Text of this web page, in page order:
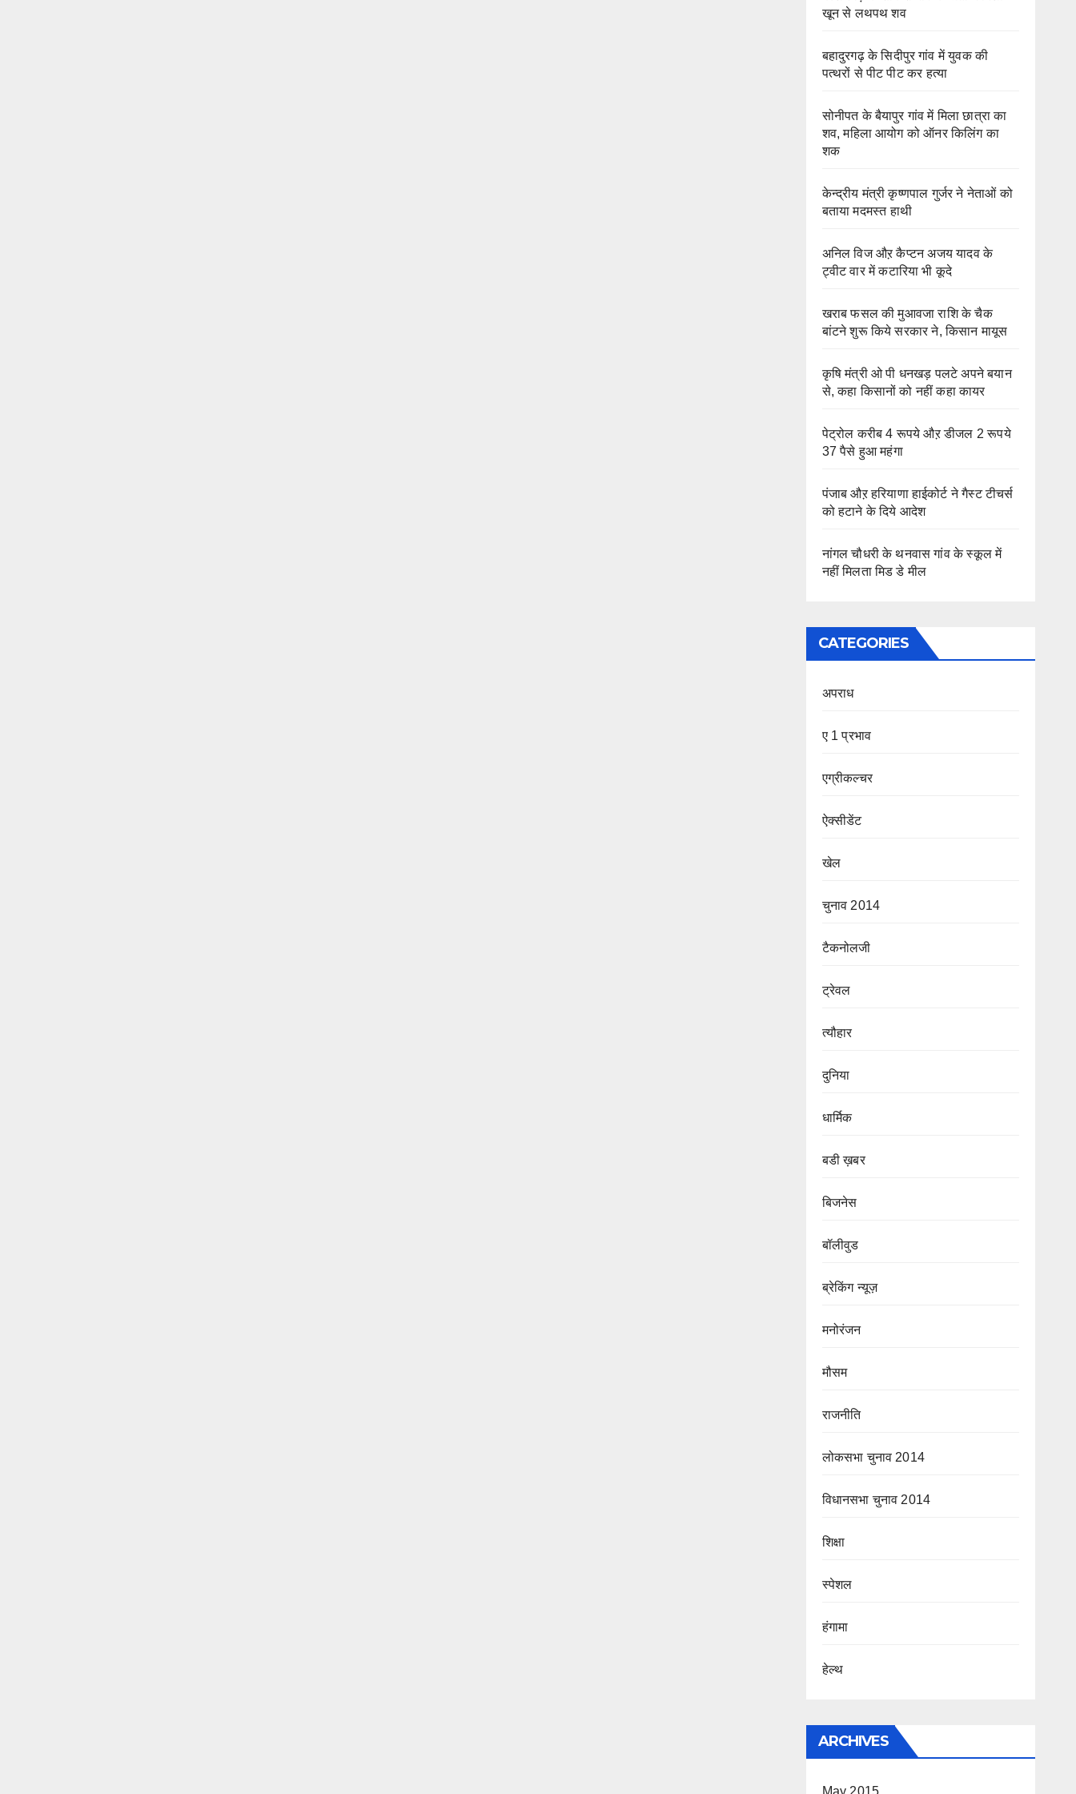
खून से लथपथ शव
बहादुरगढ़ के सिदीपुर गांव में युवक की
पत्थरों से पीट पीट कर हत्या
सोनीपत के बैयापुर गांव में मिला छात्रा का
शव, महिला आयोग को ऑनर किलिंग का
शक
केन्द्रीय मंत्री कृष्णपाल गुर्जर ने नेताओं को
बताया मदमस्त हाथी
अनिल विज औऱ कैप्टन अजय यादव के
ट्वीट वार में कटारिया भी कूदे
खराब फसल की मुआवजा राशि के चैक
बांटने शुरू किये सरकार ने, किसान मायूस
कृषि मंत्री ओ पी धनखड़ पलटे अपने बयान
से, कहा किसानों को नहीं कहा कायर
पेट्रोल करीब 4 रूपये औऱ डीजल 2 रूपये
37 पैसे हुआ महंगा
पंजाब औऱ हरियाणा हाईकोर्ट ने गैस्ट टीचर्स
को हटाने के दिये आदेश
नांगल चौधरी के थनवास गांव के स्कूल में
नहीं मिलता मिड डे मील
CATEGORIES
अपराध
ए 1 प्रभाव
एग्रीकल्चर
ऐक्सीडेंट
खेल
चुनाव 2014
टैकनोलजी
ट्रेवल
त्यौहार
दुनिया
धार्मिक
बडी ख़बर
बिजनेस
बॉलीवुड
ब्रेकिंग न्यूज़
मनोरंजन
मौसम
राजनीति
लोकसभा चुनाव 2014
विधानसभा चुनाव 2014
शिक्षा
स्पेशल
हंगामा
हेल्थ
ARCHIVES
May 2015